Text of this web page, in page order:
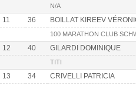
N/A
11 36 BOILLAT KIREEV
100 MARATHON CLUB
12 40 GILARDI DOMINIQUE
TITI
13 34 CRIVELLI PATRICIA